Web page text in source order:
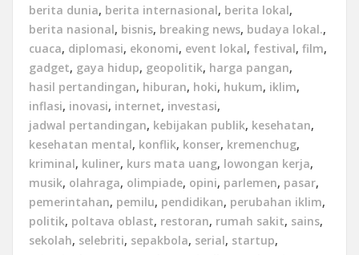
berita dunia, berita internasional, berita lokal,
berita nasional, bisnis, breaking news, budaya lokal.,
cuaca, diplomasi, ekonomi, event lokal, festival, film,
gadget, gaya hidup, geopolitik, harga pangan,
hasil pertandingan, hiburan, hoki, hukum, iklim,
inflasi, inovasi, internet, investasi,
jadwal pertandingan, kebijakan publik, kesehatan,
kesehatan mental, konflik, konser, kremenchug,
kriminal, kuliner, kurs mata uang, lowongan kerja,
musik, olahraga, olimpiade, opini, parlemen, pasar,
pemerintahan, pemilu, pendidikan, perubahan iklim,
politik, poltava oblast, restoran, rumah sakit, sains,
sekolah, selebriti, sepakbola, serial, startup,